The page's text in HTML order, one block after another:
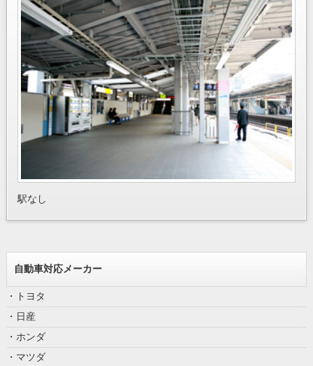
駅なし
自動車対応メーカー
・トヨタ
・日産
・ホンダ
・マツダ